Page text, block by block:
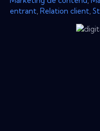
entrant Relation client